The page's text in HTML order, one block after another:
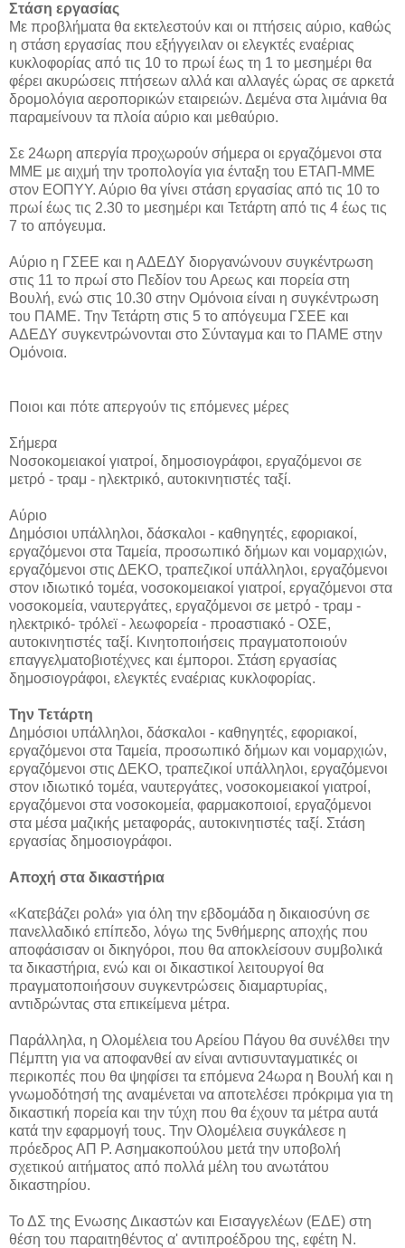
Στάση εργασίας
Με προβλήματα θα εκτελεστούν και οι πτήσεις αύριο, καθώς
η στάση εργασίας που εξήγγειλαν οι ελεγκτές εναέριας
κυκλοφορίας από τις 10 το πρωί έως τη 1 το μεσημέρι θα
φέρει ακυρώσεις πτήσεων αλλά και αλλαγές ώρας σε αρκετά
δρομολόγια αεροπορικών εταιρειών. Δεμένα στα λιμάνια θα
παραμείνουν τα πλοία αύριο και μεθαύριο.
Σε 24ωρη απεργία προχωρούν σήμερα οι εργαζόμενοι στα
ΜΜΕ με αιχμή την τροπολογία για ένταξη του ΕΤΑΠ-ΜΜΕ
στον ΕΟΠΥΥ. Αύριο θα γίνει στάση εργασίας από τις 10 το
πρωί έως τις 2.30 το μεσημέρι και Τετάρτη από τις 4 έως τις
7 το απόγευμα.
Αύριο η ΓΣΕΕ και η ΑΔΕΔΥ διοργανώνουν συγκέντρωση
στις 11 το πρωί στο Πεδίον του Αρεως και πορεία στη
Βουλή, ενώ στις 10.30 στην Ομόνοια είναι η συγκέντρωση
του ΠΑΜΕ. Την Τετάρτη στις 5 το απόγευμα ΓΣΕΕ και
ΑΔΕΔΥ συγκεντρώνονται στο Σύνταγμα και το ΠΑΜΕ στην
Ομόνοια.
Ποιοι και πότε απεργούν τις επόμενες μέρες
Σήμερα
Νοσοκομειακοί γιατροί, δημοσιογράφοι, εργαζόμενοι σε
μετρό - τραμ - ηλεκτρικό, αυτοκινητιστές ταξί.
Αύριο
Δημόσιοι υπάλληλοι, δάσκαλοι - καθηγητές, εφοριακοί,
εργαζόμενοι στα Ταμεία, προσωπικό δήμων και νομαρχιών,
εργαζόμενοι στις ΔΕΚΟ, τραπεζικοί υπάλληλοι, εργαζόμενοι
στον ιδιωτικό τομέα, νοσοκομειακοί γιατροί, εργαζόμενοι στα
νοσοκομεία, ναυτεργάτες, εργαζόμενοι σε μετρό - τραμ -
ηλεκτρικό- τρόλεϊ - λεωφορεία - προαστιακό - ΟΣΕ,
αυτοκινητιστές ταξί. Κινητοποιήσεις πραγματοποιούν
επαγγελματοβιοτέχνες και έμποροι. Στάση εργασίας
δημοσιογράφοι, ελεγκτές εναέριας κυκλοφορίας.
Την Τετάρτη
Δημόσιοι υπάλληλοι, δάσκαλοι - καθηγητές, εφοριακοί,
εργαζόμενοι στα Ταμεία, προσωπικό δήμων και νομαρχιών,
εργαζόμενοι στις ΔΕΚΟ, τραπεζικοί υπάλληλοι, εργαζόμενοι
στον ιδιωτικό τομέα, ναυτεργάτες, νοσοκομειακοί γιατροί,
εργαζόμενοι στα νοσοκομεία, φαρμακοποιοί, εργαζόμενοι
στα μέσα μαζικής μεταφοράς, αυτοκινητιστές ταξί. Στάση
εργασίας δημοσιογράφοι.
Αποχή στα δικαστήρια
«Κατεβάζει ρολά» για όλη την εβδομάδα η δικαιοσύνη σε
πανελλαδικό επίπεδο, λόγω της 5νθήμερης αποχής που
αποφάσισαν οι δικηγόροι, που θα αποκλείσουν συμβολικά
τα δικαστήρια, ενώ και οι δικαστικοί λειτουργοί θα
πραγματοποιήσουν συγκεντρώσεις διαμαρτυρίας,
αντιδρώντας στα επικείμενα μέτρα.
Παράλληλα, η Ολομέλεια του Αρείου Πάγου θα συνέλθει την
Πέμπτη για να αποφανθεί αν είναι αντισυνταγματικές οι
περικοπές που θα ψηφίσει τα επόμενα 24ωρα η Βουλή και η
γνωμοδότησή της αναμένεται να αποτελέσει πρόκριμα για τη
δικαστική πορεία και την τύχη που θα έχουν τα μέτρα αυτά
κατά την εφαρμογή τους. Την Ολομέλεια συγκάλεσε η
πρόεδρος ΑΠ Ρ. Ασημακοπούλου μετά την υποβολή
σχετικού αιτήματος από πολλά μέλη του ανωτάτου
δικαστηρίου.
Το ΔΣ της Ενωσης Δικαστών και Εισαγγελέων (ΕΔΕ) στη
θέση του παραιτηθέντος α' αντιπροέδρου της, εφέτη Ν.